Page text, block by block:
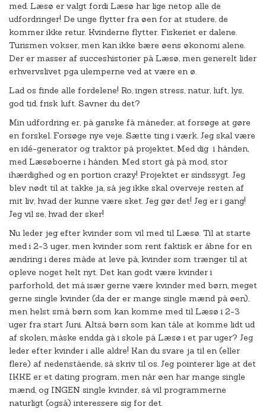
med. Læsø er valgt fordi Læsø har lige netop alle de
udfordringer! De unge flytter fra øen for at studere, de
kommer ikke retur. Kvinderne flytter. Fiskeriet er dalene.
Turismen vokser, men kan ikke bære øens økonomi alene.
Der er masser af succeshistorier på Læsø, men generelt lider
erhvervslivet pga ulemperne ved at være en ø.
Lad os finde alle fordelene! Ro, ingen stress, natur, luft, lys,
god tid, frisk luft. Savner du det?
Min udfordring er, på ganske få måneder, at forsøge at gøre
en forskel. Forsøge nye veje. Sætte ting i værk. Jeg skal være
en idé-generator og traktor på projektet. Med dig i hånden,
med Læsøboerne i hånden. Med stort gå på mod, stor
ihærdighed og en portion crazy! Projektet er sindssygt. Jeg
blev nødt til at takke ja, så jeg ikke skal overveje resten af
mit liv, hvad der kunne være sket. Jeg gør det! Jeg er i gang!
Jeg vil se, hvad der sker!
Nu leder jeg efter kvinder som vil med til Læsø. Til at starte
med i 2-3 uger, men kvinder som rent faktisk er åbne for en
ændring i deres måde at leve på, kvinder som trænger til at
opleve noget helt nyt. Det kan godt være kvinder i
parforhold, det må især gerne være kvinder med børn, meget
gerne single kvinder (da der er mange single mænd på øen),
men helst små børn som kan komme med til Læsø i 2-3
uger fra start Juni. Altså børn som kan tåle at komme lidt ud
af skolen, måske endda gå i skole på Læsø i et par uger? Jeg
leder efter kvinder i alle aldre! Kan du svare ja til en (eller
flere) af nedenstående, så skriv til os. Jeg pointerer lige at det
IKKE er et dating program, men når øen har mange single
mænd, og INGEN single kvinder, så vil programmerne
naturligt (også) interessere sig for det.